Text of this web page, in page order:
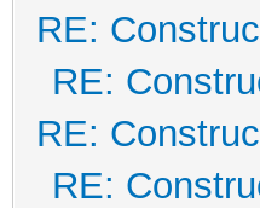
RE:
RE:
RE:
RE: